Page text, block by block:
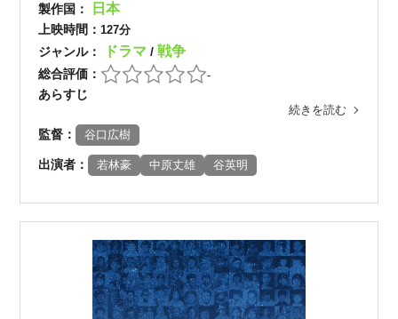
製作国： 日本
上映時間： 127分
ジャンル： ドラマ/戦争
総合評価： -
あらすじ
続きを読む
監督： 谷口広樹
出演者： 若林豪 中原丈雄 谷英明